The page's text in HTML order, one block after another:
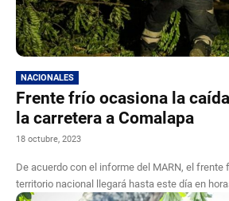
NACIONALES
Frente frío ocasiona la
la carretera a Comalapa
18 octubre, 2023
De acuerdo con el informe del MARN, el frente
territorio nacional llegará hasta este día en